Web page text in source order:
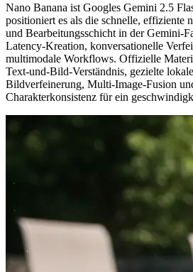
Nano Banana ist Googles Gemini 2.5
positioniert es als die schnelle, effiziente
und Bearbeitungsschicht in der Gemini-
Latency-Kreation, konversationelle
multimodale Workflows. Offizielle
Text-und-Bild-Verständnis, gezielte
Bildverfeinerung, Multi-Image-Fusion
Charakterkonsistenz für ein